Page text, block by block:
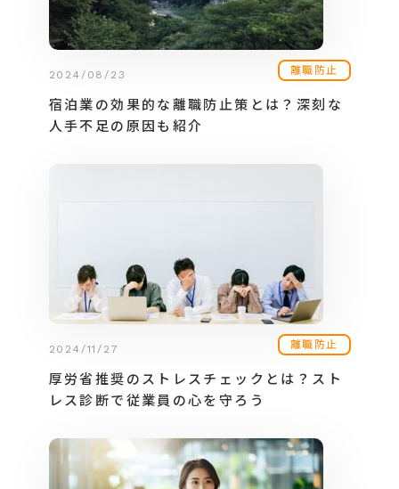
2024/08/23 離職防止
宿泊業の効果的な離職防止策とは？深刻な
人手不足の原因も紹介
2024/11/27 離職防止
厚労省推奨のストレスチェックとは？スト
レス診断で従業員の心を守ろう